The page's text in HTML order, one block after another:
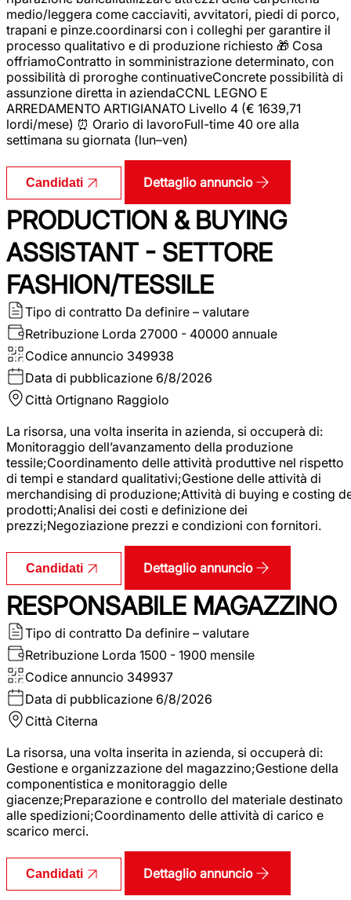
medio/leggera come cacciaviti, avvitatori, piedi di porco,
trapani e pinze.coordinarsi con i colleghi per garantire il
processo qualitativo e di produzione richiesto 🎁 Cosa
offriamoContratto in somministrazione determinato, con
possibilità di proroghe continuativeConcrete possibilità di
assunzione diretta in aziendaCCNL LEGNO E
ARREDAMENTO ARTIGIANATO Livello 4 (€ 1639,71
lordi/mese) ⏰ Orario di lavoroFull-time 40 ore alla
settimana su giornata (lun–ven)
Candidati Dettaglio annuncio
PRODUCTION & BUYING
ASSISTANT - SETTORE
FASHION/TESSILE
Tipo di contratto Da definire – valutare
Retribuzione Lorda 27000 - 40000 annuale
Codice annuncio 349938
Data di pubblicazione 6/8/2026
Città Ortignano Raggiolo
La risorsa, una volta inserita in azienda, si occuperà di:
Monitoraggio dell’avanzamento della produzione
tessile;Coordinamento delle attività produttive nel rispetto
di tempi e standard qualitativi;Gestione delle attività di
merchandising di produzione;Attività di buying e costing
prodotti;Analisi dei costi e definizione dei
prezzi;Negoziazione prezzi e condizioni con fornitori.
Candidati Dettaglio annuncio
RESPONSABILE MAGAZZINO
Tipo di contratto Da definire – valutare
Retribuzione Lorda 1500 - 1900 mensile
Codice annuncio 349937
Data di pubblicazione 6/8/2026
Città Citerna
La risorsa, una volta inserita in azienda, si occuperà di:
Gestione e organizzazione del magazzino;Gestione della
componentistica e monitoraggio delle
giacenze;Preparazione e controllo del materiale destinato
alle spedizioni;Coordinamento delle attività di carico e
scarico merci.
Candidati Dettaglio annuncio